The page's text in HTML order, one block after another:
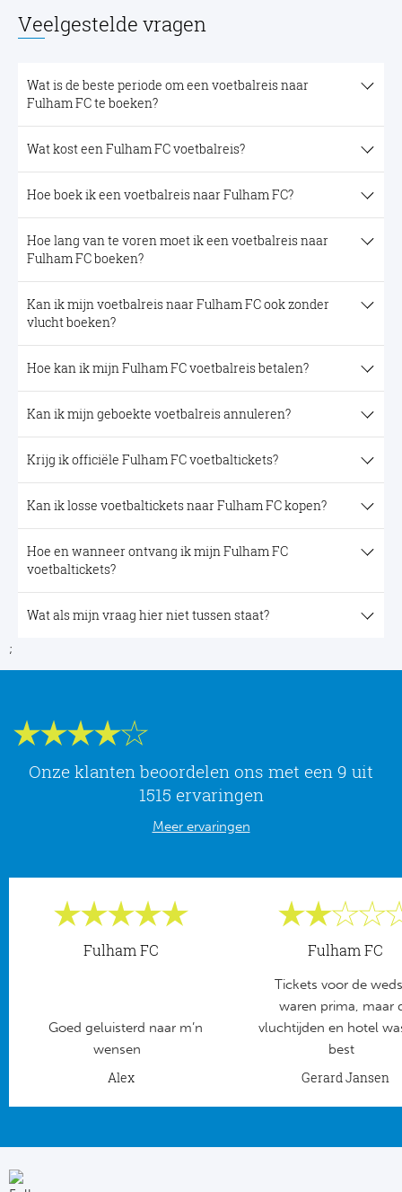
Veelgestelde vragen
Wat is de beste periode om een voetbalreis naar
Fulham FC te boeken?
Wat kost een Fulham FC voetbalreis?
Hoe boek ik een voetbalreis naar Fulham FC?
Hoe lang van te voren moet ik een voetbalreis naar
Fulham FC boeken?
Kan ik mijn voetbalreis naar Fulham FC ook zonder
vlucht boeken?
Hoe kan ik mijn Fulham FC voetbalreis betalen?
Kan ik mijn geboekte voetbalreis annuleren?
Krijg ik officiële Fulham FC voetbaltickets?
Kan ik losse voetbaltickets naar Fulham FC kopen?
Hoe en wanneer ontvang ik mijn Fulham FC
voetbaltickets?
Wat als mijn vraag hier niet tussen staat?
;
Onze klanten beoordelen ons met een 9 uit
1515 ervaringen
Meer ervaringen
Fulham FC
Goed geluisterd naar m’n
wensen
Alex
Fulham FC
Tickets voor de
waren prima, maar
vluchtijden en hotel
best
Gerard Jansen